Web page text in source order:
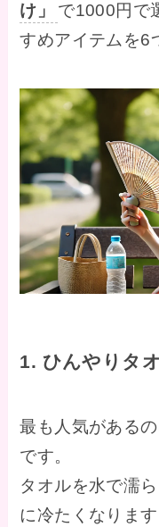
け」
で1000円で
すめアイテムを6
1. ひんやりタ
最も人気がある
です。
タオルを水で濡
に冷たくなります